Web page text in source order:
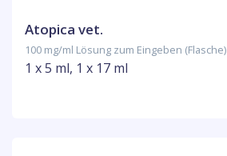
Atopica vet.
100 mg/ml Lösung zum Eingeben (Flasche)
1 x 5 ml, 1 x 17 ml